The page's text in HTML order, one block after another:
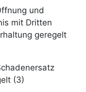
und
mit Dritten
geregelt
(3)